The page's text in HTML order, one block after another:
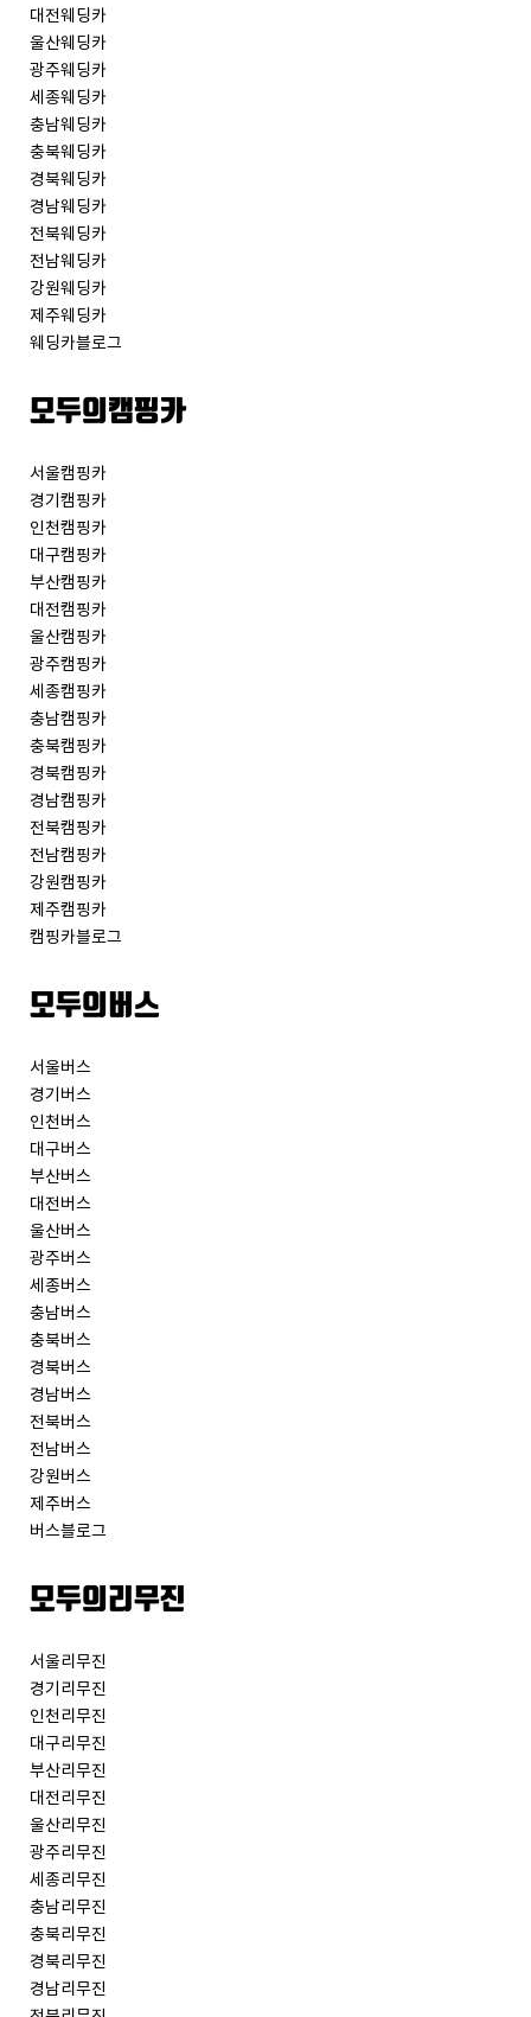
대전웨딩카
울산웨딩카
광주웨딩카
세종웨딩카
충남웨딩카
충북웨딩카
경북웨딩카
경남웨딩카
전북웨딩카
전남웨딩카
강원웨딩카
제주웨딩카
웨딩카블로그
모두의캠핑카
서울캠핑카
경기캠핑카
인천캠핑카
대구캠핑카
부산캠핑카
대전캠핑카
울산캠핑카
광주캠핑카
세종캠핑카
충남캠핑카
충북캠핑카
경북캠핑카
경남캠핑카
전북캠핑카
전남캠핑카
강원캠핑카
제주캠핑카
캠핑카블로그
모두의버스
서울버스
경기버스
인천버스
대구버스
부산버스
대전버스
울산버스
광주버스
세종버스
충남버스
충북버스
경북버스
경남버스
전북버스
전남버스
강원버스
제주버스
버스블로그
모두의리무진
서울리무진
경기리무진
인천리무진
대구리무진
부산리무진
대전리무진
울산리무진
광주리무진
세종리무진
충남리무진
충북리무진
경북리무진
경남리무진